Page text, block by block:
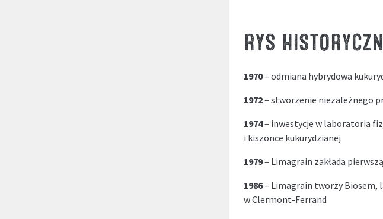
RYS
1970– odmiana hybrydowa
1972– stworzenie niezależnego
1974– inwestycje w laboratoria
i kiszonce kukurydzianej
1979– Limagrain zakłada
1986– Limagrain tworzy Biosem,
w Clermont-Ferrand